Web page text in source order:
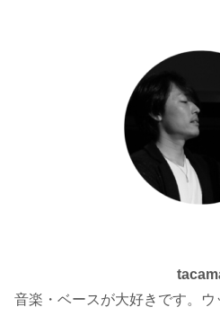
音楽・ベースが大好きです。